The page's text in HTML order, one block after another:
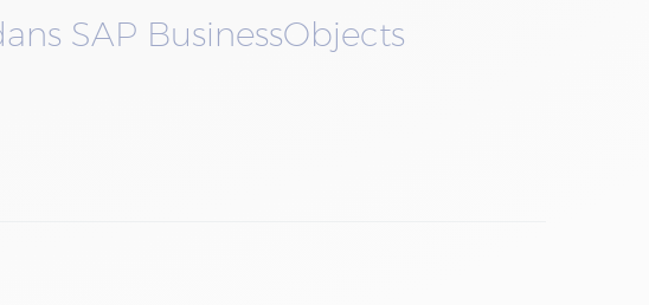
SAP BusinessObjects